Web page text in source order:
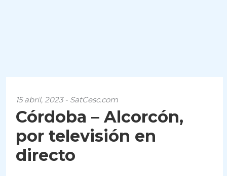
15 abril, 2023 - SatCesc.com
Córdoba – Alcorcón,
por televisión en
directo